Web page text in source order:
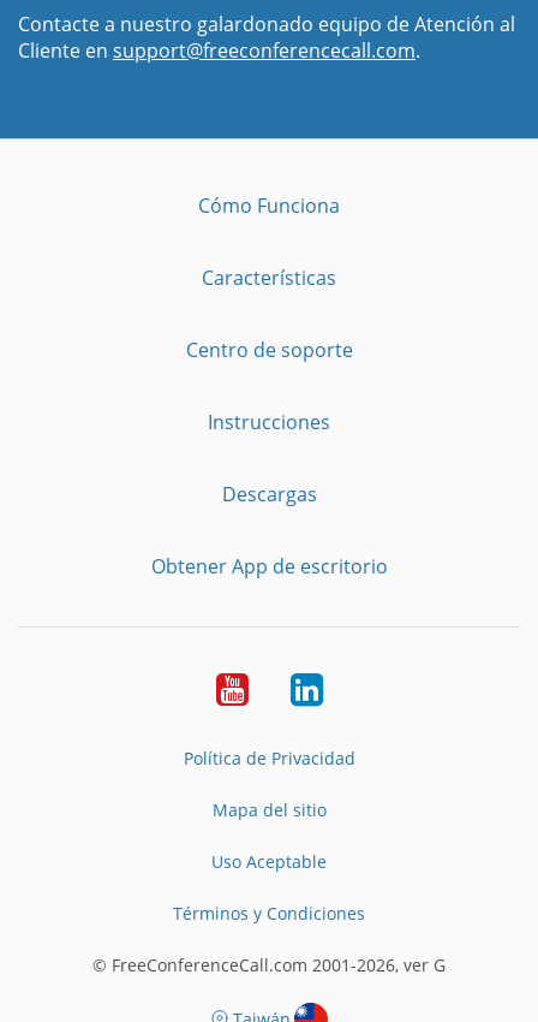
Contacte a nuestro galardonado equipo de Atención al
Cliente en support@freeconferencecall.com.
Cómo Funciona
Características
Centro de soporte
Instrucciones
Descargas
Obtener App de escritorio
YouTubeLinkedIn
Política de Privacidad
Mapa del sitio
Uso Aceptable
Términos y Condiciones
© FreeConferenceCall.com 2001-2026, ver G